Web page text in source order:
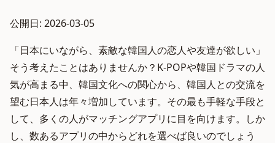
公開日: 2026-03-05
「日本にいながら、素敵な韓国人の恋人や友達が欲しい」
そう考えたことはありませんか？K-POPや韓国ドラマの人
気が高まる中、韓国文化への関心から、韓国人との交流を
望む日本人は年々増加しています。その最も手軽な手段と
して、多くの人がマッチングアプリに目を向けます。しか
し、数あるアプリの中からどれを選べば良いのでしょう